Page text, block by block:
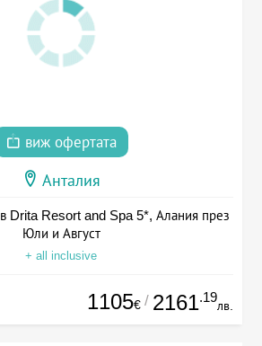
виж офертата
Анталия
Drita Resort and Spa 5*, Алания през
Юли и Август
+ all inclusive
1105€ / 2161.19
лв.